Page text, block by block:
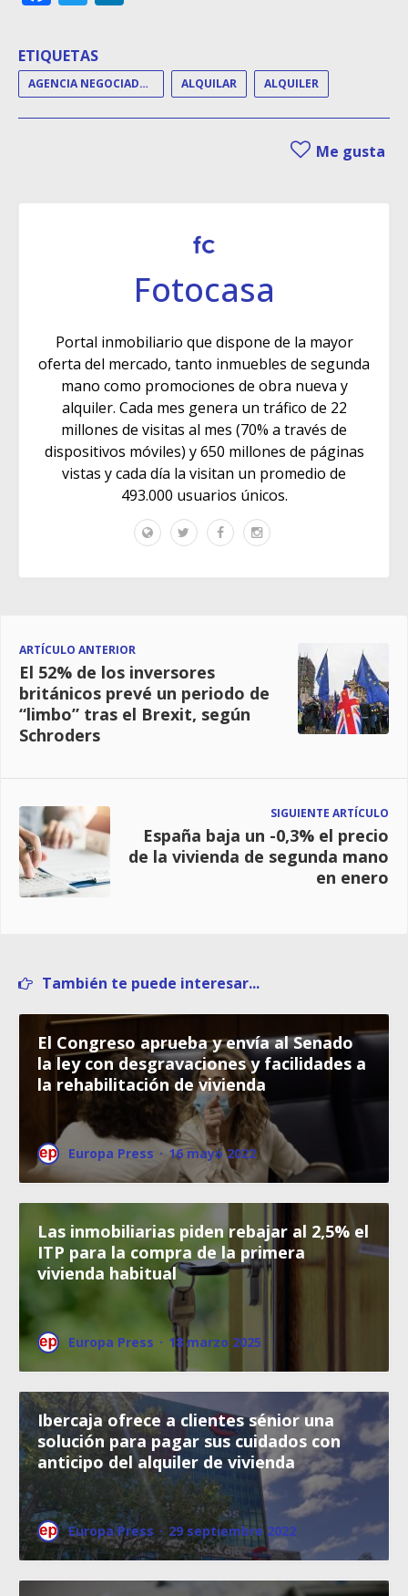
ETIQUETAS
AGENCIA NEGOCIADORA DEL ALQUILER ALQUILAR ALQUILER
Me gusta
Fotocasa
Portal inmobiliario que dispone de la mayor
oferta del mercado, tanto inmuebles de segunda
mano como promociones de obra nueva y
alquiler. Cada mes genera un tráfico de 22
millones de visitas al mes (70% a través de
dispositivos móviles) y 650 millones de páginas
vistas y cada día la visitan un promedio de
493.000 usuarios únicos.
ARTÍCULO ANTERIOR
El 52% de los inversores
británicos prevé un periodo de
“limbo” tras el Brexit, según
Schroders
SIGUIENTE ARTÍCULO
España baja un -0,3% el precio
de la vivienda de segunda mano
en enero
También te puede interesar...
El Congreso aprueba y envía al Senado
la ley con desgravaciones y facilidades a
la rehabilitación de vivienda
Europa Press · 16 mayo 2022
Las inmobiliarias piden rebajar al 2,5% el
ITP para la compra de la primera
vivienda habitual
Europa Press · 18 marzo 2025
Ibercaja ofrece a clientes sénior una
solución para pagar sus cuidados con
anticipo del alquiler de vivienda
Europa Press · 29 septiembre 2022